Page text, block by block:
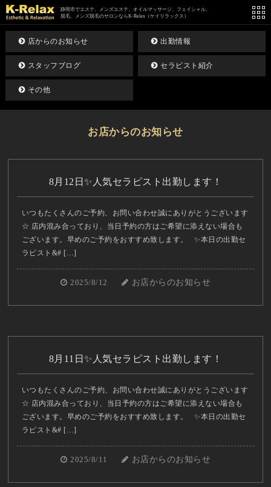
静岡市でエステ、メンズエステ、オイルマッサージ、フェイシャル、
脱毛、メンズ脱毛のサロンならK-Relax（ケイリラックス）
店からのお知らせ 出勤情報
スタッフブログ セラピスト紹介
その他
お店からのお知らせ
8月12日✨人気セラピスト出勤します！
いつもたくさんのご予約、お問い合わせ誠にありがとうございます
☆ 店内混み合っており、当日予約の方はご希望に添えない場合も
ございます。早めのご予約をおすすめ致します。 ✨本日の出勤セ
ラピスト&# […]
2025/8/12 お店からのお知らせ
8月11日✨人気セラピスト出勤します！
いつもたくさんのご予約、お問い合わせ誠にありがとうございます
☆ 店内混み合っており、当日予約の方はご希望に添えない場合も
ございます。早めのご予約をおすすめ致します。 ✨本日の出勤セ
ラピスト&# […]
2025/8/11 お店からのお知らせ